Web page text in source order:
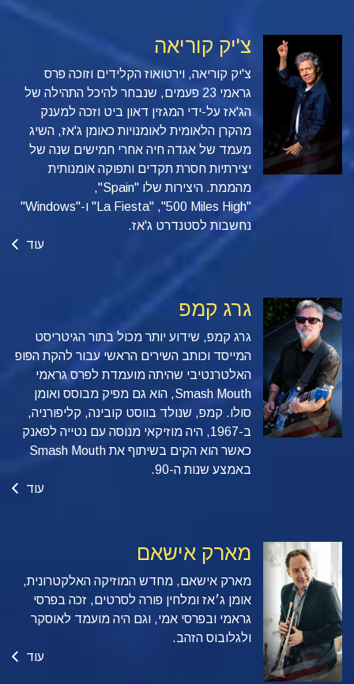
צ'יק קוריאה
צ'יק קוריאה, וירטואוז הקלידים וזוכה פרס
גראמי 23 פעמים, שנבחר להיכל התהילה של
הג'אז על-ידי המגזין דאון ביט וזכה למענק
מהקרן הלאומית לאומנויות כאומן ג'אז, השיג
מעמד של אגדה חיה אחרי חמישים שנה של
יצירתיות חסרת תקדים ותפוקה אומנותית
מהממת. היצירות שלו "Spain",‏
"500‎ Miles High",‏ "La Fiesta" ו-"Windows"
נחשבות לסטנדרט ג'אז.
עוד
גרג קמפ
גרג קמפ, שידוע יותר מכול בתור הגיטריסט
המייסד וכותב השירים הראשי עבור להקת הפופ
האלטרנטיבי שהיתה מועמדת לפרס גראמי
Smash Mouth, הוא גם מפיק מבוסס ואומן
סולו. קמפ, שנולד בווסט קובינה, קליפורניה,
ב-1967, היה מוזיקאי מנוסה עם נטייה לפאנק
כאשר הוא הקים בשיתוף את Smash Mouth
באמצע שנות ה-90.
עוד
מארק אישאם
מארק אישאם, מחדש המוזיקה האלקטרונית,
אומן ג׳אז ומלחין פורה לסרטים, זכה בפרסי
גראמי ובפרסי אמי, וגם היה מועמד לאוסקר
ולגלובוס הזהב.
עוד